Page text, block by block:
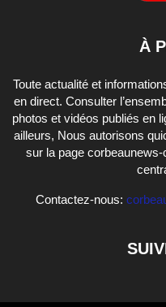
À
Toute actualité et
en direct. Consulter
photos et vidéos publiés en
ailleurs, Nous autorisons
sur la page
Contactez-nous: